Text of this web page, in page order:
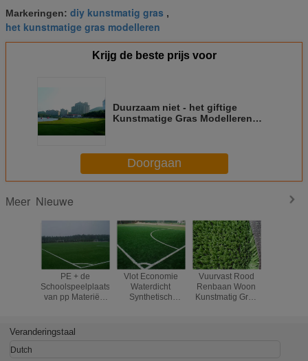
Markeringen: diy kunstmatig gras ,
het kunstmatige gras modelleren
Krijg de beste prijs voor
Duurzaam niet - het giftige
Kunstmatige Gras Modelleren
Doorgaan
Meer Nieuwe
PE + de
Schoolspeelplaatsbevloering
van pp Materiële
Vlot Economie
Waterdicht
Synthetisch
Vuurvast Rood
Renbaan Woon
Kunstmatig Gras
Veranderingstaal
Dutch